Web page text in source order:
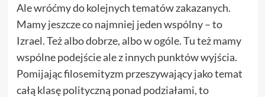
Ale wróćmy do kolejnych tematów zakazanych.
Mamy jeszcze co najmniej jeden wspólny – to
Izrael. Też albo dobrze, albo w ogóle. Tu też mamy
wspólne podejście ale z innych punktów wyjścia.
Pomijając filosemityzm przeszywający jako temat
całą klasę polityczną ponad podziałami, to